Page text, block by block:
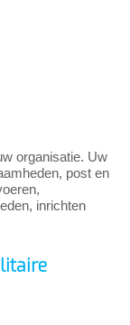
organisatie. Uw
post en
inrichten